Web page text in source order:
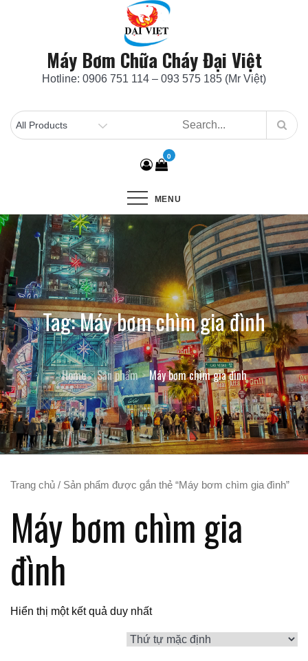
Máy Bơm Chữa Cháy Đại Việt
Hotline: 0906 751 114 – 093 575 185 (Mr Việt)
0
MENU
Tag:Máy bơm chìm gia đình
Home Sản phẩm Máy bơm chìm gia đình
Trang chủ / Sản phẩm được gắn thẻ “Máy bơm chìm gia đình”
Máy bơm chìm gia
đình
Hiển thị một kết quả duy nhất